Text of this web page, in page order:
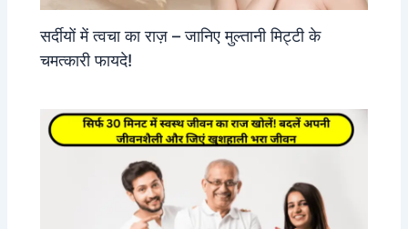
सर्दीयों में त्वचा का राज़ – जानिए मुल्तानी मिट्टी के
चमत्कारी फायदे!